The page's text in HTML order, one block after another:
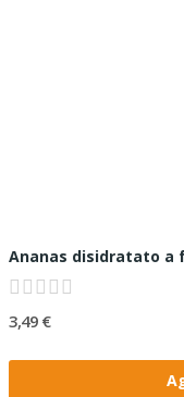
Ananas disidratato a
3,49 €